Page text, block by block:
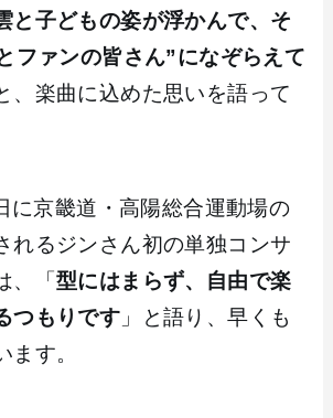
と子どもの姿が浮かんで、そ
ファンの皆さん”になぞらえて
、楽曲に込めた思いを語って
に京畿道・高陽総合運動場の
れるジンさん初の単独コンサ
、「型にはまらず、自由で楽
つもりです 」と語り、早くも
ます。